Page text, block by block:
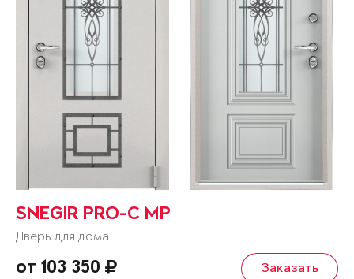
SNEGIR PRO-C MP
Дверь для дома
от 103 350 Заказать